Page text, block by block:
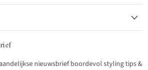
nieuwsbrief boordevol styling tips &